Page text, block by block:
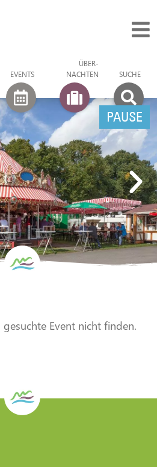
EVENTS
ÜBER­
NACHTEN
SUCHE
PAUSE
Stemwede
Krüger
Stemwede
Krüger
Stemwede
Krüger Event nicht finden.